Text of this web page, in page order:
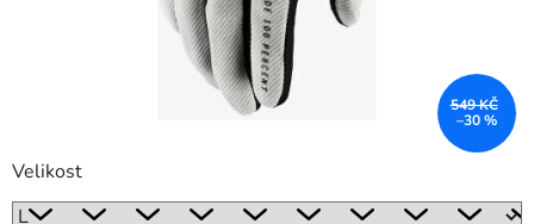
Velikost
549 KČ
–30 %